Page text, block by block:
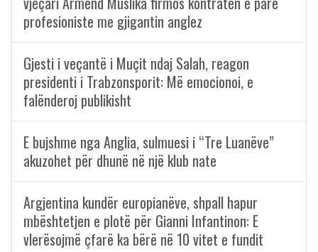
profesioniste me gjigantin anglez
Gjesti i veçantë i Muçit ndaj Salah, reagon
presidenti i Trabzonsporit: Më emocionoi, e
falënderoj publikisht
E bujshme nga Anglia, sulmuesi i “Tre Luanëve”
akuzohet për dhunë në një klub nate
Argjentina kundër europianëve, shpall hapur
mbështetjen e plotë për Gianni Infantinon: E
vlerësojmë çfarë ka bërë në 10 vitet e fundit